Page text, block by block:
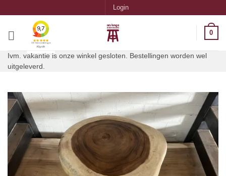
inhoud
Login
0
Ivm. vakantie is onze winkel gesloten. Bestellingen worden wel
uitgeleverd.